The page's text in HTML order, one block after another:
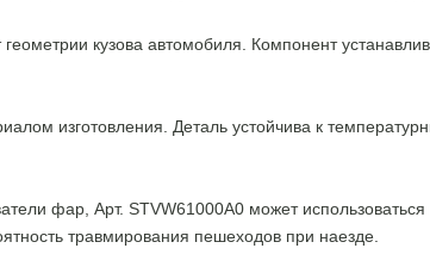
кузова автомобиля. Компонент
изготовления. Деталь устойчива к
фар, Арт. STVW61000A0 может использоваться
травмирования пешеходов при наезде.